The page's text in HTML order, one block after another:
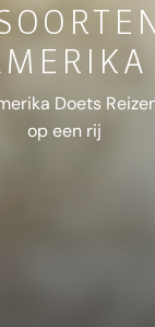
Doets
op een rij